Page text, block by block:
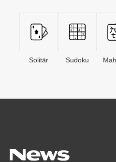
Solitär Sudoku